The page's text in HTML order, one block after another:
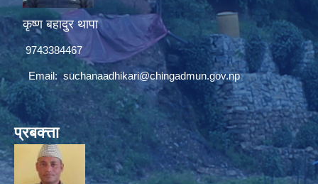
कृष्ण बहादुर थापा
9743384467
Email:suchanaadhikari@chingadmun.gov.np
प्रबक्त्ता